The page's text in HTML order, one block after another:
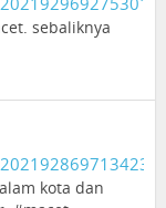
sebaliknya
kota dan